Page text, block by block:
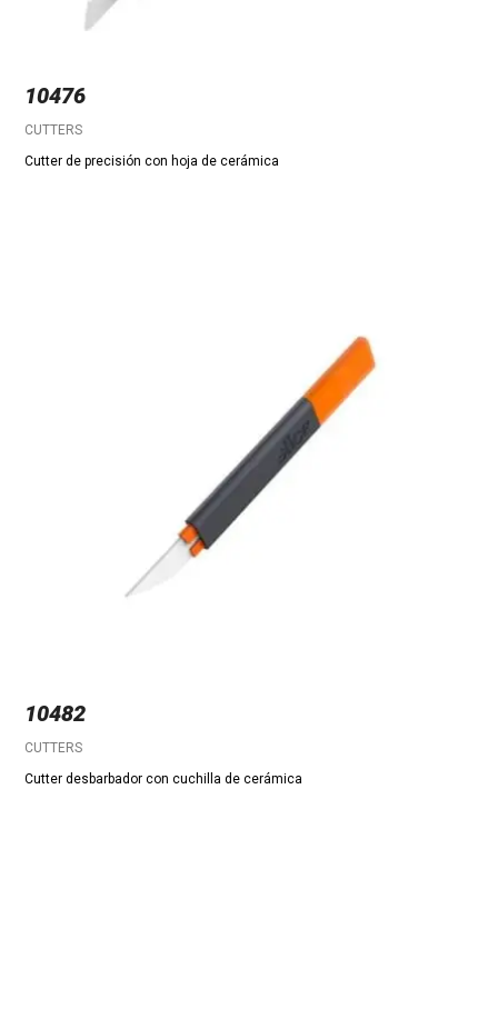
10476
CUTTERS
Cutter de precisión con hoja de cerámica
10482
CUTTERS
Cutter desbarbador con cuchilla de cerámica